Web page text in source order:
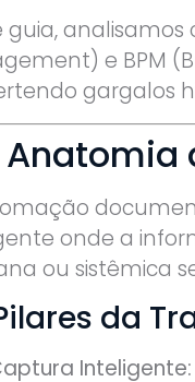
guia,
e BPM
gargalos
onde a
ou sistêmica
da
Inteligente: